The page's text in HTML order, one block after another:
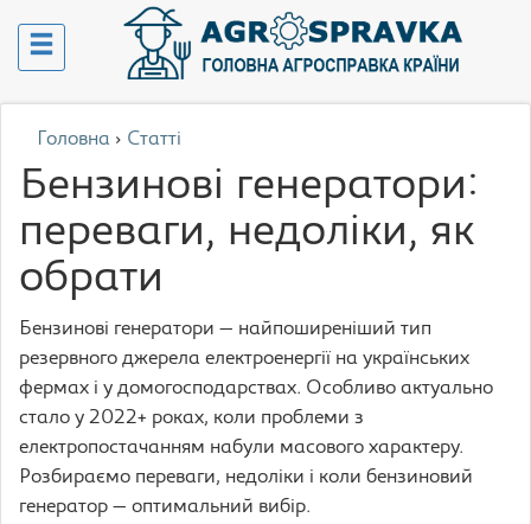
Головна › Статті
Бензинові генератори:
переваги, недоліки, як
обрати
Бензинові генератори — найпоширеніший тип
резервного джерела електроенергії на українських
фермах і у домогосподарствах. Особливо актуально
стало у 2022+ роках, коли проблеми з
електропостачанням набули масового характеру.
Розбираємо переваги, недоліки і коли бензиновий
генератор — оптимальний вибір.